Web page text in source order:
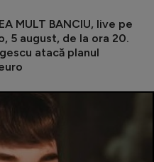
MULT BANCIU, live pe
5 august, de la ora 20.
atacă planul